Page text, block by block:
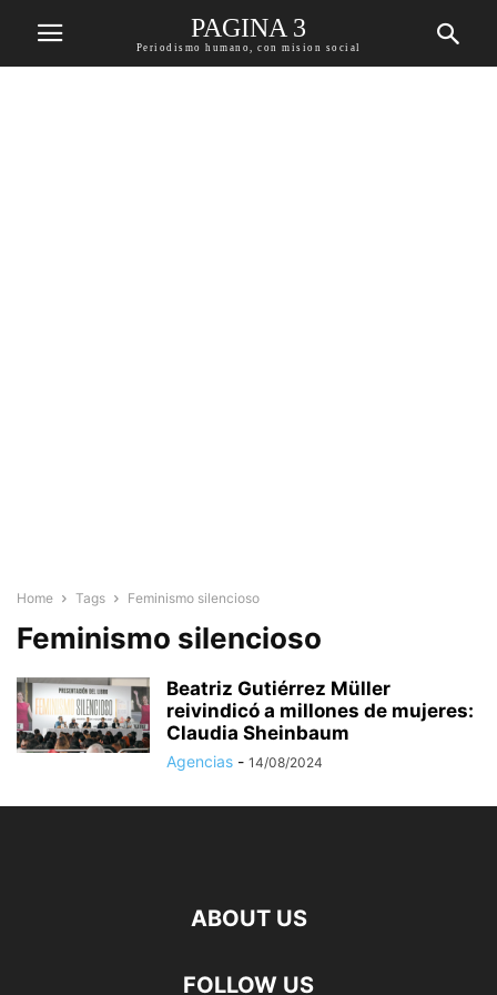
PAGINA 3
Periodismo humano, con mision social
Home Tags Feminismo silencioso
Feminismo silencioso
Beatriz Gutiérrez Müller
reivindicó a millones de mujeres:
Claudia Sheinbaum
Agencias - 14/08/2024
ABOUT US
FOLLOW US